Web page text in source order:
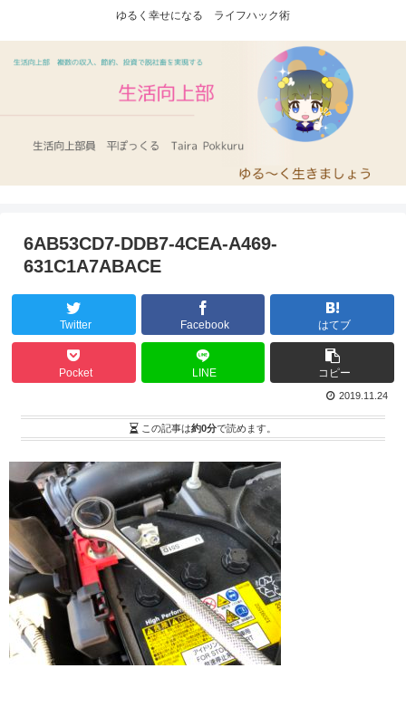
ゆるく幸せになる ライフハック術
6AB53CD7-DDB7-4CEA-A469-
631C1A7ABACE
Twitter Facebook はてブ
Pocket LINE コピー
2019.11.24
この記事は約0分で読めます。